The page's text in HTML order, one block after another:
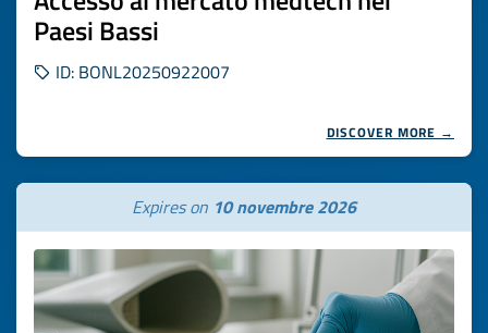
Paesi Bassi
ID: BONL20250922007
DISCOVER MORE →
Expires on 10 novembre 2026